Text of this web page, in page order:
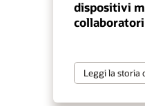
dispositivi
collaboratori
Leggi la storia